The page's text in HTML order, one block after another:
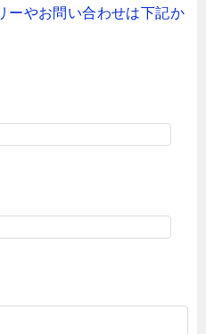
ーやお問い合わせは下記か